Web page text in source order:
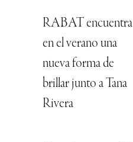
RABAT encuentra
en el verano una
nueva forma de
brillar junto a Tana
Rivera